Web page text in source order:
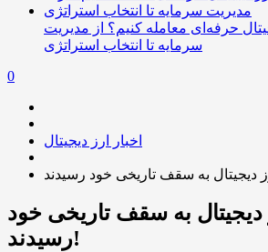
حرفه‌ای معامله کنیم؟ از مدیریت
سرمایه تا انتخاب استراتژی
0
اخبار ارز دیجیتال
به سقف تاریخی خود
رسیدند!